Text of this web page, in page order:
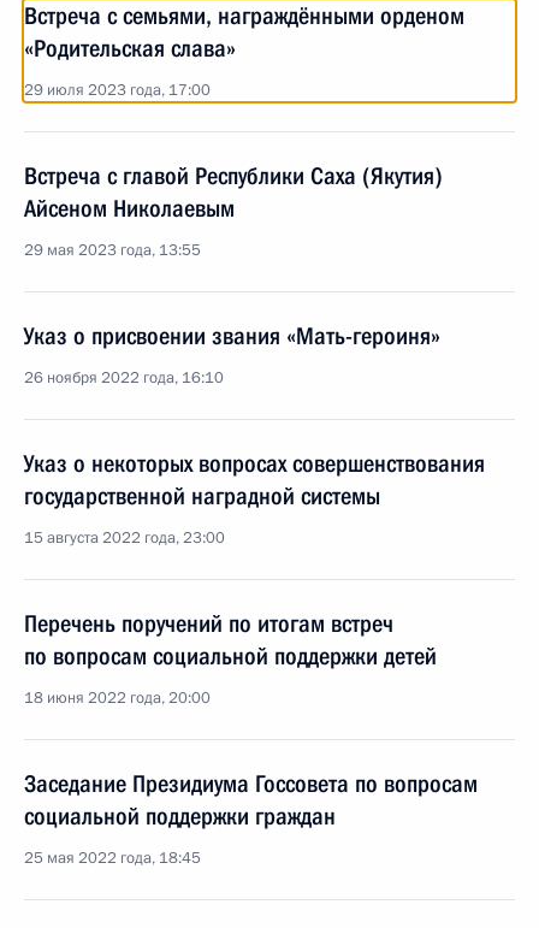
Встреча с семьями, награждёнными орденом
«Родительская слава»
29 июля 2023 года, 17:00
Встреча с главой Республики Саха (Якутия)
Айсеном Николаевым
29 мая 2023 года, 13:55
Указ о присвоении звания «Мать-героиня»
26 ноября 2022 года, 16:10
Указ о некоторых вопросах совершенствования
государственной наградной системы
15 августа 2022 года, 23:00
Перечень поручений по итогам встреч
по вопросам социальной поддержки детей
18 июня 2022 года, 20:00
Заседание Президиума Госсовета по вопросам
социальной поддержки граждан
25 мая 2022 года, 18:45